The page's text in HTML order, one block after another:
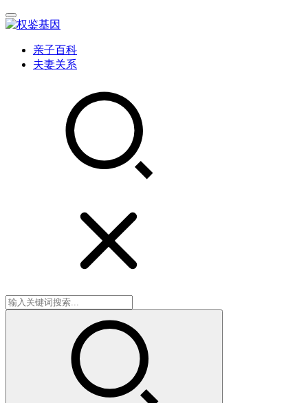
亲子百科
夫妻关系